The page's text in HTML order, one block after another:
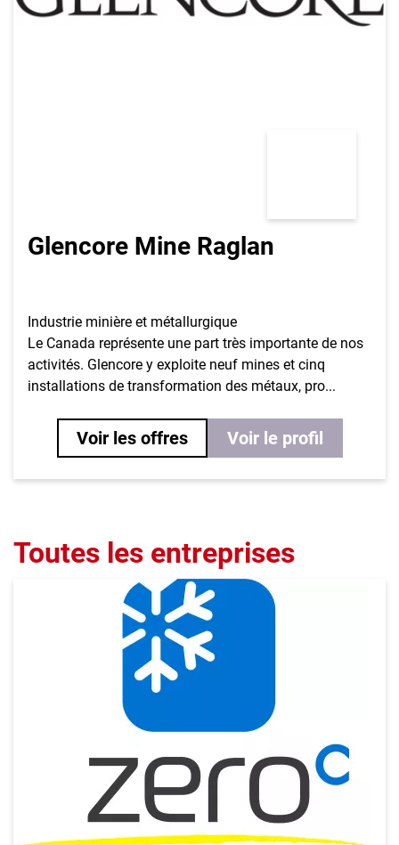
Inscrivez-vous à l'infolettre
Glencore Mine Raglan
Industrie minière et métallurgique
Le Canada représente une part très importante de nos
activités. Glencore y exploite neuf mines et cinq
installations de transformation des métaux, pro...
Voir les offres Voir le profil
Toutes les entreprises